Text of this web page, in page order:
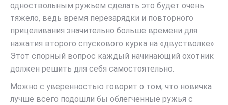
одноствольным ружьем сделать это будет очень
тяжело, ведь время перезарядки и повторного
прицеливания значительно больше времени для
нажатия второго спускового курка на «двустволке».
Этот спорный вопрос каждый начинающий охотник
должен решить для себя самостоятельно.
Можно с уверенностью говорит о том, что новичка
лучше всего подошли бы облегченные ружья с